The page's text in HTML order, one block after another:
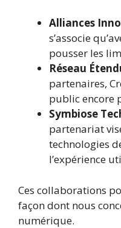
Alliances
s’associe
pousser les
Réseau
partenaires,
public encore
Symbiose
partenariat
technologies
l’expérience
Ces collaborations
façon dont nous
numérique.